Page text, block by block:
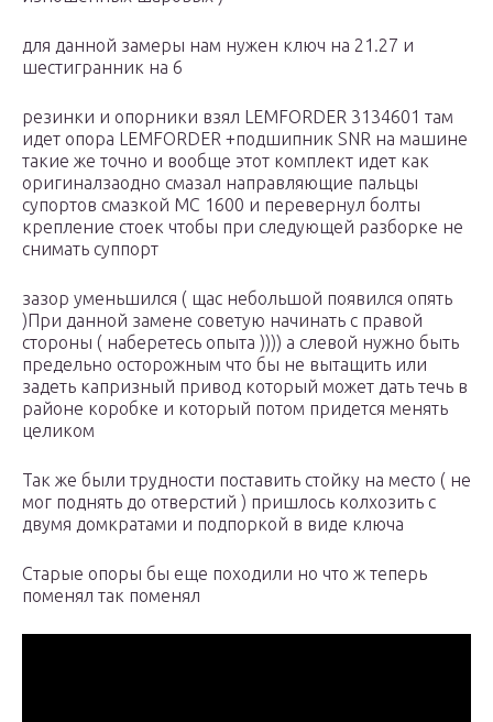
для данной замеры нам нужен ключ на 21.27 и
шестигранник на 6
резинки и опорники взял LEMFORDER 3134601 там
идет опора LEMFORDER +подшипник SNR на машине
такие же точно и вообще этот комплект идет как
оригиналзаодно смазал направляющие пальцы
супортов смазкой МС 1600 и перевернул болты
крепление стоек чтобы при следующей разборке не
снимать суппорт
зазор уменьшился ( щас небольшой появился опять
)При данной замене советую начинать с правой
стороны ( наберетесь опыта )))) а слевой нужно быть
предельно осторожным что бы не вытащить или
задеть капризный привод который может дать течь в
районе коробке и который потом придется менять
целиком
Так же были трудности поставить стойку на место ( не
мог поднять до отверстий ) пришлось колхозить с
двумя домкратами и подпоркой в виде ключа
Старые опоры бы еще походили но что ж теперь
поменял так поменял